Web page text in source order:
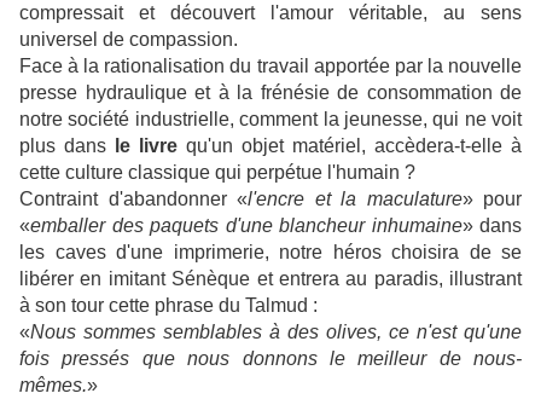
compressait et découvert l'amour véritable, au sens
universel de compassion.
Face à la rationalisation du travail apportée par la nouvelle
presse hydraulique et à la frénésie de consommation de
notre société industrielle, comment la jeunesse, qui ne voit
plus dans
le livre qu'un objet matériel, accèdera-t-elle à
cette culture classique qui perpétue l'humain ?
Contraint d'abandonner «l'encre et la maculature» pour
«emballer des paquets d'une blancheur inhumaine» dans
les caves d'une imprimerie, notre héros choisira de se
libérer en imitant Sénèque et entrera au paradis, illustrant
à son tour cette phrase du Talmud :
«Nous sommes semblables à des olives, ce n'est qu'une
fois pressés que nous donnons le meilleur de nous-
mêmes.»